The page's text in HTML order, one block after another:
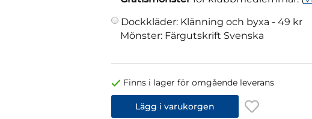
Dockkläder: Klänning och byxa - 49 kr
Mönster: Färgutskrift Svenska
Finns i lager för omgående leverans
Lägg i varukorgen